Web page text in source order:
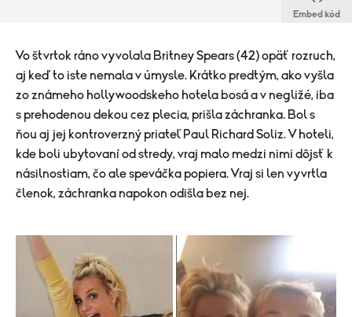
Embed kód
Vo štvrtok ráno vyvolala Britney Spears (42) opäť rozruch,
aj keď to iste nemala v úmysle. Krátko predtým, ako vyšla
zo známeho hollywoodskeho hotela bosá a v negližé, iba
s prehodenou dekou cez plecia, prišla záchranka. Bol s
ňou aj jej kontroverzný priateľ Paul Richard Soliz. V hoteli,
kde boli ubytovaní od stredy, vraj malo medzi nimi dôjsť k
násilnostiam, čo ale speváčka popiera. Vraj si len vyvrtla
členok, záchranka napokon odišla bez nej.